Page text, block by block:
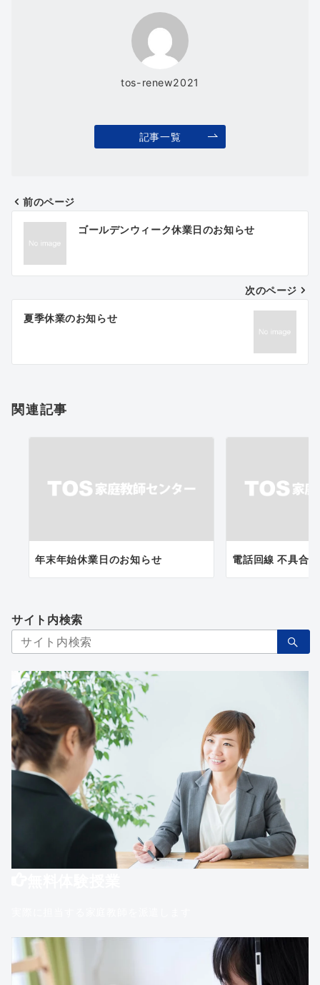
tos-renew2021
記事一覧
投
ナ
ゲ
シ
ン
前のページ
ゴールデンウィーク休業日のお知らせ
次のページ
夏季休業のお知らせ
関連記事
年末年始休業日のお知らせ 電話回線 不具合
サイト内検索
索：